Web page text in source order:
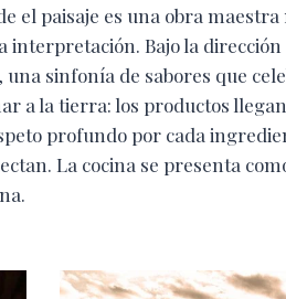
el paisaje es una obra
interpretación. Bajo la
sinfonía de sabores que
a la tierra: los productos
profundo por cada
La cocina se presenta